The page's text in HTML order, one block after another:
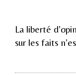
La liberté
sur les faits